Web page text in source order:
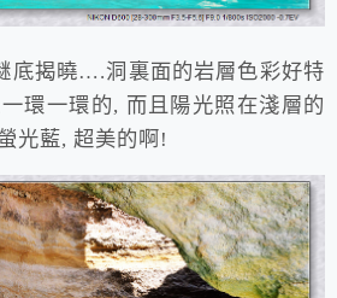
底揭曉….洞裏面的岩層色彩好特
環一環的, 而且陽光照在淺層的
光藍, 超美的啊!